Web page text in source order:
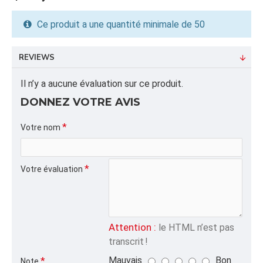
PIZZAS ET DES ALIMENTS À
ROBUSTE MONTAGE RAPIDE EXCELLENTE
RÉSISTANCE AU TRANSPORT EMPILAGE FACILE
MATÉRIAU RECYCLABLE
INFORMATION PRODUIT
Capacité/Taille:
18" BLANC/WHITE
Volume cubique: 1.89 pieds cubes
Ce produit a une quantité minimale de 50
REVIEWS
Il n’y a aucune évaluation sur ce produit.
DONNEZ VOTRE AVIS
Votre nom
Votre évaluation
Attention : le HTML n’est pas
transcrit !
Mauvais Bon